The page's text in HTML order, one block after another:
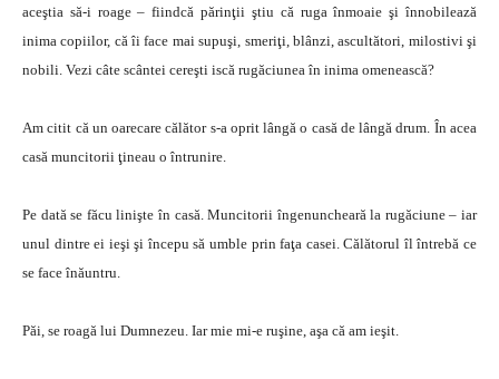
aceştia să-i roage – fiindcă părinţii ştiu că ruga înmoaie şi înnobilează
inima copiilor, că îi face mai supuşi, smeriţi, blânzi, ascultători, milostivi şi
nobili. Vezi câte scântei cereşti iscă rugăciunea în inima omenească?
Am citit că un oarecare călător s-a oprit lângă o casă de lângă drum. În acea
casă muncitorii ţineau o întrunire.
Pe dată se făcu linişte în casă. Muncitorii îngenuncheară la rugăciune – iar
unul dintre ei ieşi şi începu să umble prin faţa casei. Călătorul îl întrebă ce
se face înăuntru.
Păi, se roagă lui Dumnezeu. Iar mie mi-e ruşine, aşa că am ieşit.